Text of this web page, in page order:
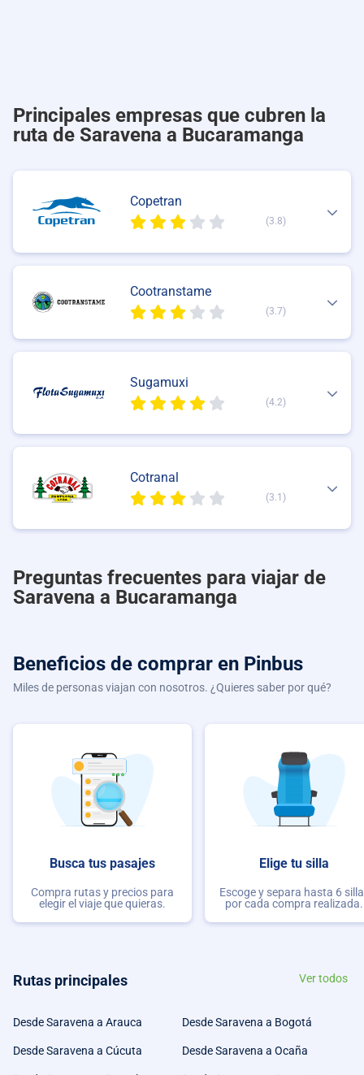
Principales empresas que cubren la
ruta de Saravena a Bucaramanga
Copetran
(3.8)
Cootranstame
(3.7)
Sugamuxi
(4.2)
Cotranal
(3.1)
Preguntas frecuentes para viajar de
Saravena a Bucaramanga
Beneficios de comprar en Pinbus
Miles de personas viajan con nosotros. ¿Quieres saber por qué?
Busca tus pasajes
Compra rutas y precios para
elegir el viaje que quieras.
Elige tu silla
Escoge y separa hasta 6
por cada compra realizada.
Rutas principales Ver todos
Desde Saravena a Arauca Desde Saravena a Bogotá
Desde Saravena a Cúcuta Desde Saravena a Ocaña